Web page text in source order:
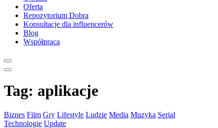
Oferta
Repozytorium Dobra
Konsultacje dla influencerów
Blog
Współpraca
Tag: aplikacje
Biznes Film Gry Lifestyle Ludzie Media Muzyka Serial
Technologie Update